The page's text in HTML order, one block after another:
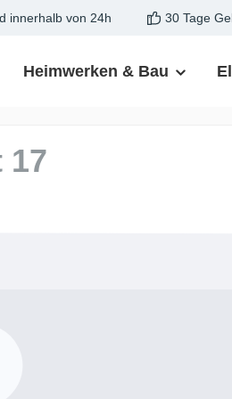
innerhalb von 24h 30 Tage
Heimwerken & Bau
17